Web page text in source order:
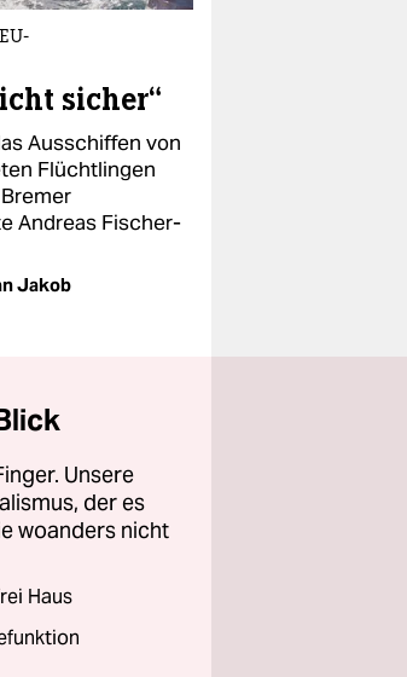
sicher“
Ausschiffen von
Flüchtlingen
Andreas Fischer-
Jakob
Unsere
der es
woanders nicht
Haus